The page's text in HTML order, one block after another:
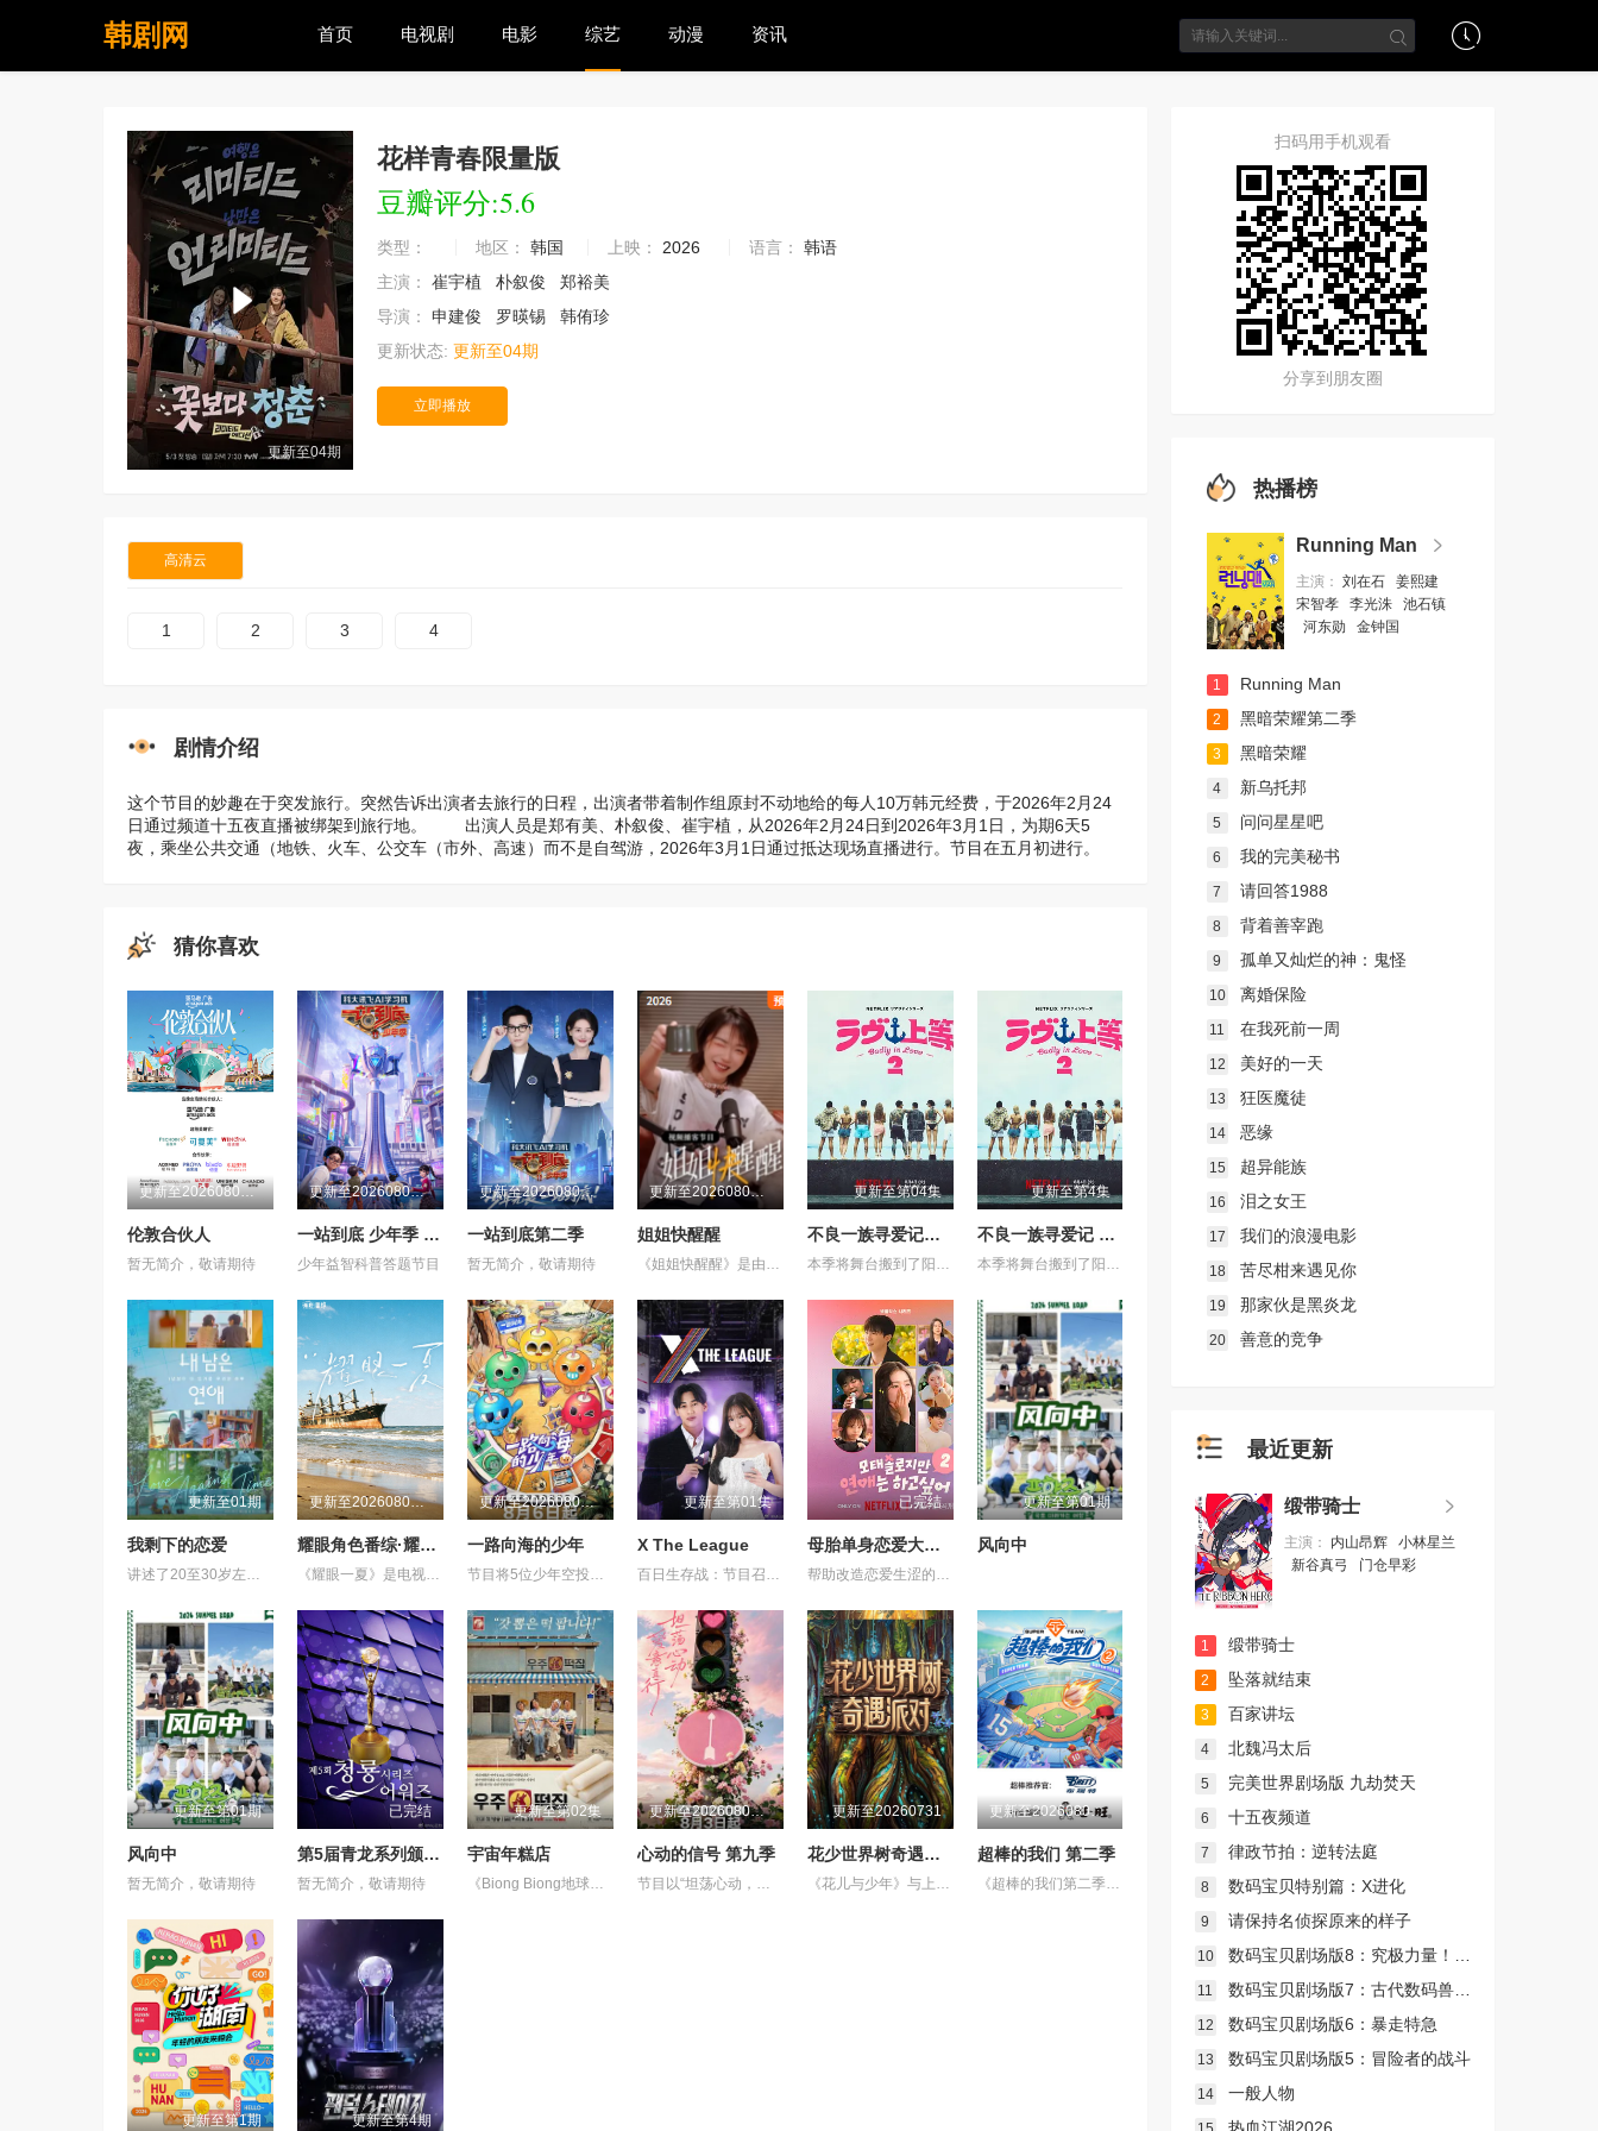
韩剧网 首页 电视剧 电影 综艺 动漫 资讯
更新至04期
花样青春限量版
豆瓣评分:5.6
类型： 地区： 韩国 上映： 2026 语言：
韩语
主演：
崔宇植 朴叙俊
郑裕美
导演：
申建俊 罗暎锡
韩侑珍
更新状态: 更新至04期
立即播放
高清云
1 2 3 4
剧情介绍
这个节目的妙趣在于突发旅行。突然告诉出演者去旅行的日程，出演者带着制作组原封不动地给的每人10万韩元经费，于2026年2月24
日通过频道十五夜直播被绑架到旅行地。 出演人员是郑有美、朴叙俊、崔宇植，从2026年2月24日到2026年3月1日，为期6天5
夜，乘坐公共交通（地铁、火车、公交车（市外、高速）而不是自驾游，2026年3月1日通过抵达现场直播进行。节目在五月初进行。
猜你喜欢
更新至20260808第1期
伦敦合伙人
暂无简介，敬请期待
更新至20260807期
一站到底 少年季 第2季
少年益智科普答题节目
更新至20260807第1期
一站到底第二季
暂无简介，敬请期待
更新至20260805第1期加更
姐姐快醒醒
《姐姐快醒醒》是由刘恋主理的一档女性向视频播客节目，每期邀请一位有故事女性嘉宾来到刘恋家中，展开轻松、真实的朋友式对谈。节目围绕成长、关系、职场、情绪与人生选择等话题，呈现不同女性在聚光灯之外鲜活、有共鸣的一面。
更新至第04集
不良一族寻爱记第二季
本季将舞台搬到了阳光明媚的冲绳，来自日本各地的暴走族与不良男女齐聚新学校。他们将带着各自复杂的过去在海边展开共同生活，不仅直面碰撞的火花与羁绊，也在真挚的恋爱中寻求“人生重启”的蜕变。
更新至第4集
不良一族寻爱记 第二季
本季将舞台搬到了阳光明媚的冲绳，来自日本各地的暴走族与不良男女齐聚新学校。他们将带着各自复杂的过去在海边展开共同生活，不仅直面碰撞的火花与羁绊，也在真挚的恋爱中寻求“人生重启”的蜕变。
更新至01期
我剩下的恋爱
更新至20260808第2期
耀眼角色番综·耀眼一夏
《耀眼一夏》是电视剧《耀眼》售后的毕业角色番综，由关晓彤、李昀锐、毛俊杰、边天扬、王翰闻、高秋梓原班主演齐聚录制。扎扎亭的老朋友们陆续回来，大家一起笑闹，一起为那场筹备已久的毕业联欢晚会亮灯开场。两天一夜，从二人的精心准备到众人相聚——这场迟来的重聚，终于让那个夏天有了最耀眼的收尾。
更新至20260808期
一路向海的少年
更新至第01集
X The League
已完结
母胎单身恋爱大作战2（节目售后）
更新至第01期
风向中
更新至第01期
风向中
暂无简介，敬请期待
已完结
第5届青龙系列颁奖典礼
暂无简介，敬请期待
更新至第02集
宇宙年糕店
《Biong Biong地球游戏厅》衍生综艺
更新至20260808期
心动的信号 第九季
节目以“坦荡心动，爱意直行”为核心主题，聚焦真诚直白的新式恋爱，告别无效拉扯，走进心动小屋，见证单身青年之间萌生的浪漫情愫。
更新至20260731
花少世界树奇遇派对
《花儿与少年》与上海博物馆联动，以“世界树之巅：美洲古代文明大展”为依托，通过嘉宾的亲历讲述与现场互动，串联起远方的遇见与脚下的根脉。
更新至20260807(第2期)
超棒的我们 第二季
《超棒的我们第二季》是一档运动竞技成长类真人秀，集结多位棒球少年，以多维度考核争夺席位，层层比拼后选拔9位少年锁定首发，与强队对决。全程记录少年们从独自拼搏到凝聚团魂的成长，打造兼具竞技性与观赏性的青春成长纪实。
更新至第1期 更新至第4期
扫码用手机观看
分享到朋友圈
热播榜
Running Man
主演： 刘在石
姜熙建
宋智孝
李光洙
池石镇
河东勋
金钟国
1 Running Man
2 黑暗荣耀第二季
3 黑暗荣耀
4 新乌托邦
5 问问星星吧
6 我的完美秘书
7 请回答1988
8 背着善宰跑
9 孤单又灿烂的神：鬼怪
10 离婚保险
11 在我死前一周
12 美好的一天
13 狂医魔徒
14 恶缘
15 超异能族
16 泪之女王
17 我们的浪漫电影
18 苦尽柑来遇见你
19 那家伙是黑炎龙
20 善意的竞争
最近更新
缎带骑士
主演： 内山昂辉
小林星兰
新谷真弓
门仓早彩
1 缎带骑士
2 坠落就结束
3 百家讲坛
4 北魏冯太后
5 完美世界剧场版 九劫焚天
6 十五夜频道
7 律政节拍：逆转法庭
8 数码宝贝特别篇：X进化
9 请保持名侦探原来的样子
10 数码宝贝剧场版8：究极力量！爆裂模式发动
11 数码宝贝剧场版7：古代数码兽复活
12 数码宝贝剧场版6：暴走特急
13 数码宝贝剧场版5：冒险者的战斗
14 一般人物